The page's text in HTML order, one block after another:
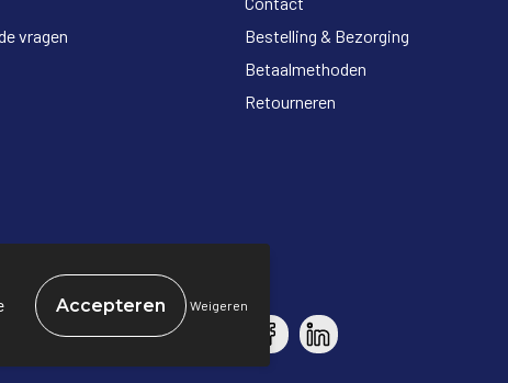
vragen
Bestelling & Bezorging
Betaalmethoden
Retourneren
Weigeren